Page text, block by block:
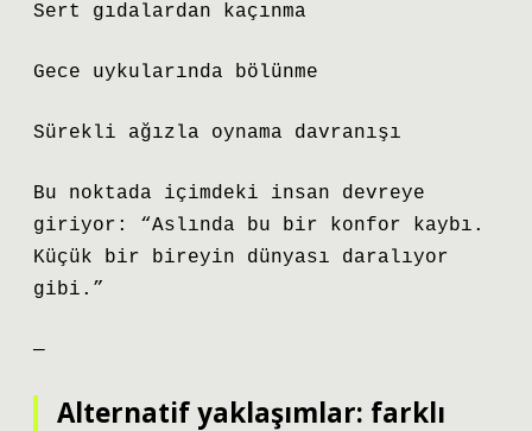
Sert gıdalardan kaçınma
Gece uykularında bölünme
Sürekli ağızla oynama davranışı
Bu noktada içimdeki insan devreye
giriyor: “Aslında bu bir konfor kaybı.
Küçük bir bireyin dünyası daralıyor
gibi.”
—
Alternatif yaklaşımlar: farklı